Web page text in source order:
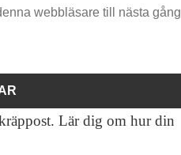
webbläsare till nästa gång
Lär dig om hur din